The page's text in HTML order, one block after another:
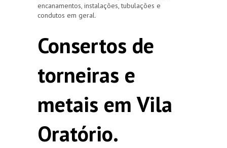
encanamentos, instalações, tubulações e
condutos em geral.
Consertos de
torneiras e
metais em Vila
Oratório.